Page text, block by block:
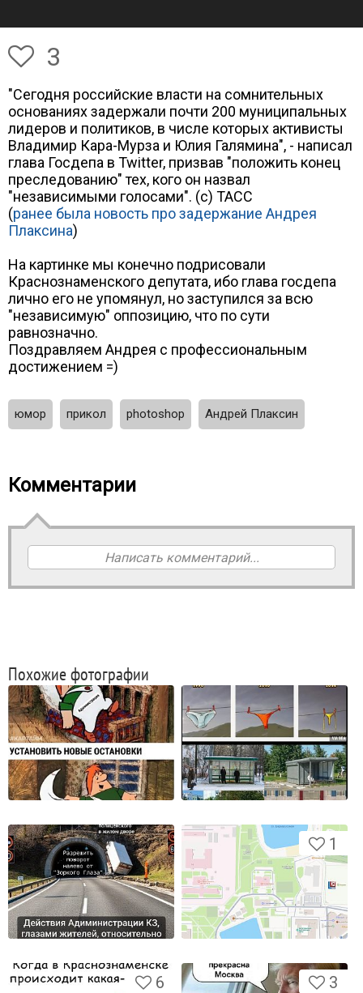
3
"Сегодня российские власти на сомнительных
основаниях задержали почти 200 муниципальных
лидеров и политиков, в числе которых активисты
Владимир Кара-Мурза и Юлия Галямина", - написал
глава Госдепа в Twitter, призвав "положить конец
преследованию" тех, кого он назвал
"независимыми голосами". (с) ТАСС
(ранее была новость про задержание Андрея
Плаксина)
На картинке мы конечно подрисовали
Краснознаменского депутата, ибо глава госдепа
лично его не упомянул, но заступился за всю
"независимую" оппозицию, что по сути
равнозначно.
Поздравляем Андрея с профессиональным
достижением =)
юмор прикол photoshop Андрей Плаксин
Комментарии
Написать комментарий...
Похожие фотографии
1
6 3